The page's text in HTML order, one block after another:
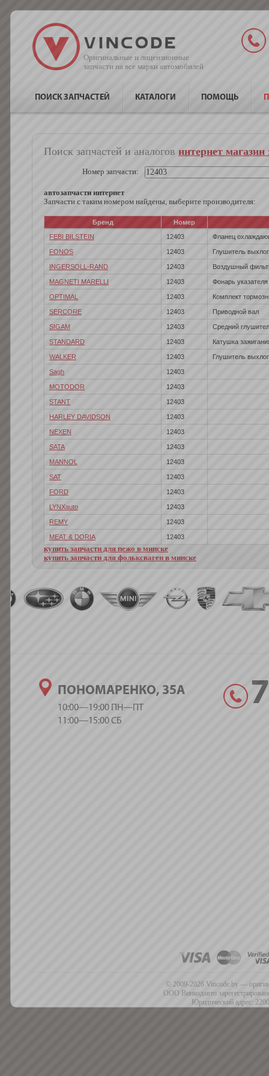
Оригинальные и лицензионные
запчасти на все марки автомобилей
ПОИСК ЗАПЧАСТЕЙ КАТАЛОГИ ПОМОЩЬ
Поиск запчастей и аналогов интернет магазин
Номер запчасти:
автозапчасти интернет
Запчасти с таким номером найдены, выберите производителя:
Бренд
Номер
FEBI BILSTEIN
12403 Фланец
FONOS 12403 Глушитель
INGERSOLL-RAND 12403 Воздушный
MAGNETI MARELLI 12403 Фонарь
OPTIMAL 12403 Комплект
SERCORE 12403 Приводной вал
SIGAM 12403 Средний
STANDARD 12403 Катушка
WALKER 12403 Глушитель
Sagh 12403
MOTODOR 12403
STANT 12403
HARLEY DAVIDSON 12403
NEXEN 12403
SATA 12403
MANNOL 12403
SAT 12403
FORD 12403
LYNXauto 12403
REMY 12403
MEAT & DORIA 12403
купить запчасти для пежо в минске
купить запчасти для фольксваген в минске
ПОНОМАРЕНКО, 35А
10:00—19:00 ПН—ПТ
11:00—15:00 СБ
© 2009-2026 Vincode.by —
ООО Винкодавто
Юридический адрес: